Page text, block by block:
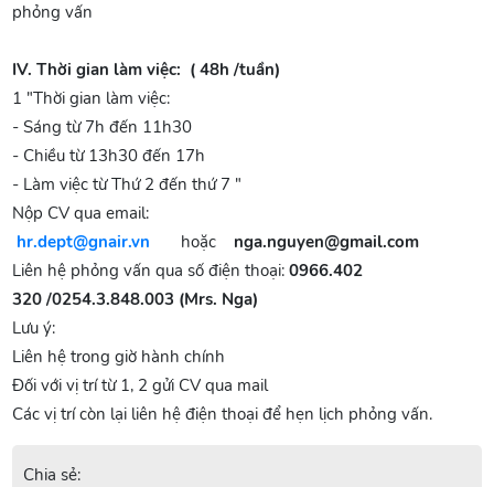
phỏng vấn
IV. Thời gian làm việc: ( 48h /tuần)
1 "Thời gian làm việc:
- Sáng từ 7h đến 11h30
- Chiều từ 13h30 đến 17h
- Làm việc từ Thứ 2 đến thứ 7 "
Nộp CV qua email:
hr.dept@gnair.vn hoặc nga.nguyen@gmail.com
Liên hệ phỏng vấn qua số điện thoại: 0966.402
320 /0254.3.848.003 (Mrs. Nga)
Lưu ý:
Liên hệ trong giờ hành chính
Đối với vị trí từ 1, 2 gửi CV qua mail
Các vị trí còn lại liên hệ điện thoại để hẹn lịch phỏng vấn.
Chia sẻ: